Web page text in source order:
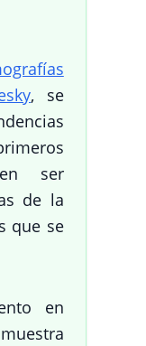
, se
ser
de la
que se
en